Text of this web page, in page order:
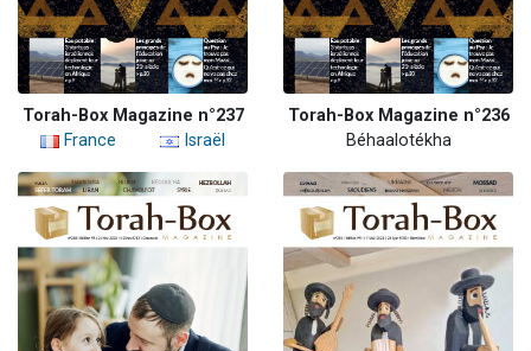
Torah-Box Magazine n°237
France
Israël
Torah-Box Magazine n°236
Béhaalotékha